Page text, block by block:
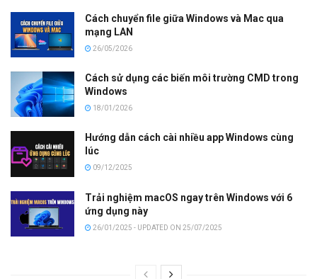
Cách chuyển file giữa Windows và Mac qua
mạng LAN
26/05/2026
Cách sử dụng các biến môi trường CMD trong
Windows
18/01/2026
Hướng dẫn cách cài nhiều app Windows cùng
lúc
09/12/2025
Trải nghiệm macOS ngay trên Windows với 6
ứng dụng này
26/01/2025 - UPDATED ON 25/07/2025